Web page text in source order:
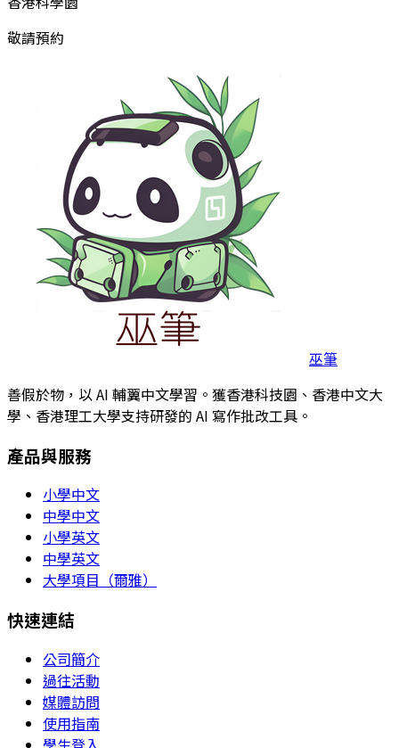
敬請預約
巫筆
善假於物，以 AI 輔翼中文學習。獲香港科技園、香港中文大
學、香港理工大學支持研發的 AI 寫作批改工具。
產品與服務
小學中文
中學中文
小學英文
中學英文
大學項目（爾雅）
快速連結
公司簡介
過往活動
媒體訪問
使用指南